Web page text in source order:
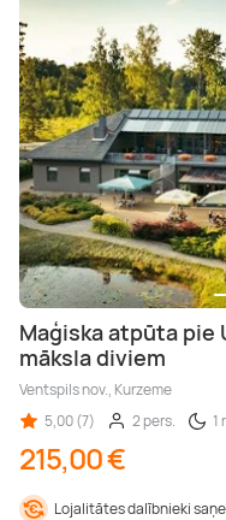
Maģiska atpūta pie
māksla diviem
Ventspils nov., Kurzeme
5,00 (7)
2 pers. 1
215,00 €
Lojalitātes dalībnieki